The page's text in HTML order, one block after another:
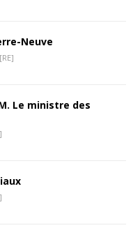
Neuve
Le ministre des